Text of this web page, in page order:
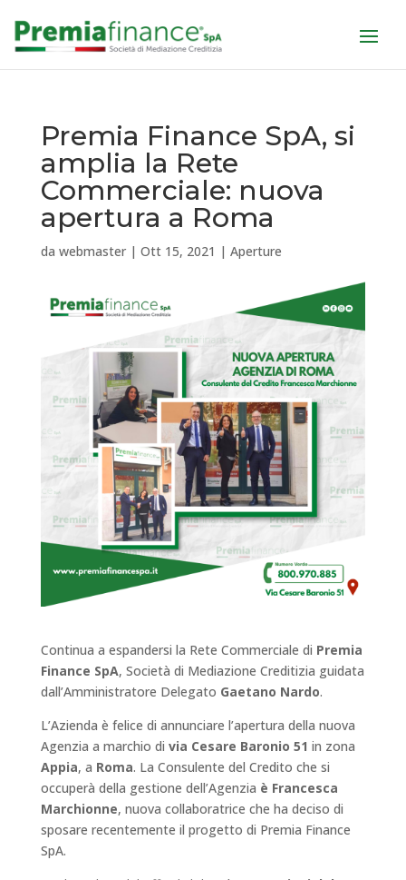
Premia Finance SpA, si
amplia la Rete
Commerciale: nuova
apertura a Roma
da webmaster| Ott 15, 2021 | Aperture
Continua a espandersi la Rete Commerciale di Premia
Finance SpA, Società di Mediazione Creditizia guidata
dall’Amministratore Delegato Gaetano Nardo.
L’Azienda è felice di annunciare l’apertura della nuova
Agenzia a marchio di via Cesare Baronio 51 in zona
Appia, a Roma. La Consulente del Credito che si
occuperà della gestione dell’Agenzia è Francesca
Marchionne, nuova collaboratrice che ha deciso di
sposare recentemente il progetto di Premia Finance
SpA.